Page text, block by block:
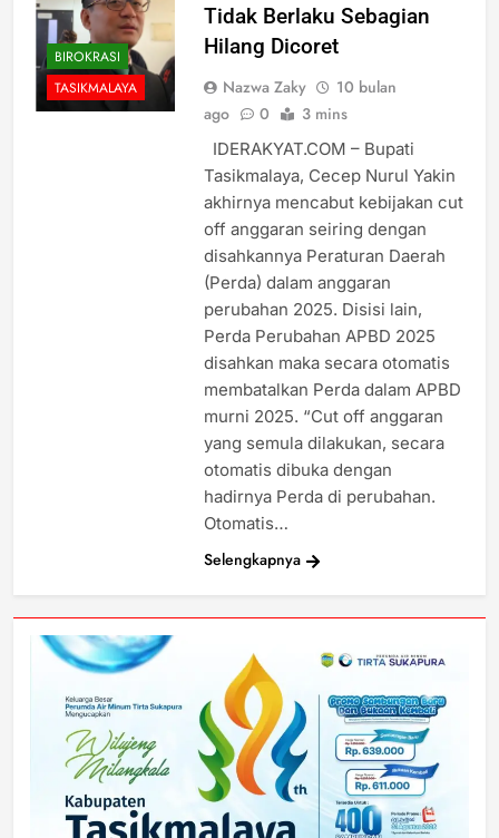
BIROKRASI
TASIKMALAYA
Tidak Berlaku Sebagian
Hilang Dicoret
Nazwa Zaky
10 bulan
ago
0 3 mins
IDERAKYAT.COM – Bupati
Tasikmalaya, Cecep Nurul Yakin
akhirnya mencabut kebijakan cut
off anggaran seiring dengan
disahkannya Peraturan Daerah
(Perda) dalam anggaran
perubahan 2025. Disisi lain,
Perda Perubahan APBD 2025
disahkan maka secara otomatis
membatalkan Perda dalam APBD
murni 2025. “Cut off anggaran
yang semula dilakukan, secara
otomatis dibuka dengan
hadirnya Perda di perubahan.
Otomatis…
Selengkapnya